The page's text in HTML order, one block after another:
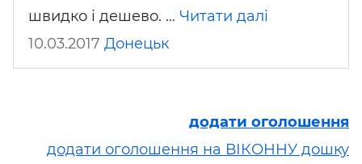
швидко і дешево. … Читати далі
10.03.2017 Донецьк
додати оголошення
додати оголошення на ВІКОННУ дошку